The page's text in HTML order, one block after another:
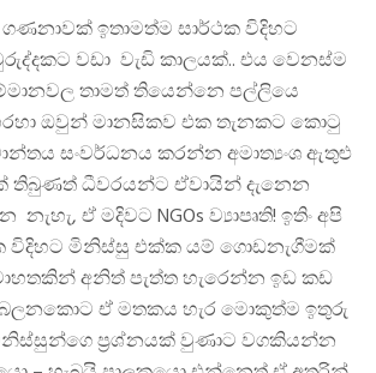
ගණනාවක් ඉතාමත්ම සාර්ථක විදිහට
වඩා වැඩි කාලයක්.. එය වෙනස්ම
තාමත් තියෙන්නෙ පල්ලියෙ
ඔවුන් මානසිකව එක තැනකට කොටු
සංවර්ධනය කරන්න අමාත්‍යංශ ඇතුළු
ධීවරයන්ට ඒවායින් දැනෙන
ඒ මදිවට NGOs ව්‍යාපෘති! ඉතිං අපි
විදිහට මිනිස්සු එක්ක යම් ගොඩනැගීමක්
අනිත් පැත්ත හැරෙන්න ඉඩ කඩ
ඒ මතකය හැර මොකුත්ම ඉතුරු
ප්‍රශ්නයක් වුණාට වගකියන්න